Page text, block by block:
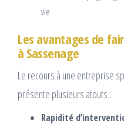
vie
Les avantages de
à Sassenage
Le recours à une entreprise
présente plusieurs atouts :
Rapidité